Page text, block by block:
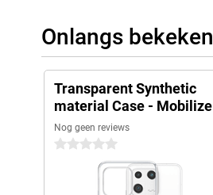
Onlangs
Transparent Synthetic
material Case - Mobilize
Nog geen reviews
0 sterren